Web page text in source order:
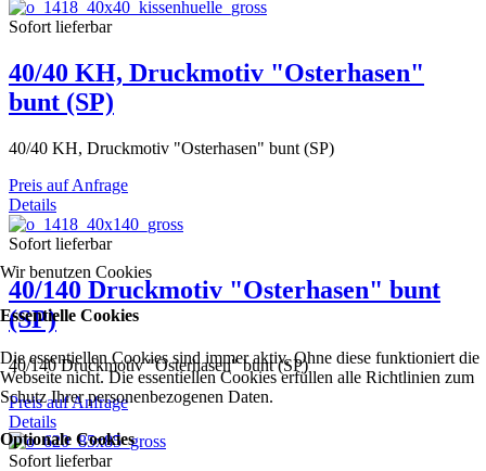
Sofort lieferbar
40/40 KH, Druckmotiv "Osterhasen"
bunt (SP)
40/40 KH, Druckmotiv "Osterhasen" bunt (SP)
Preis auf Anfrage
Details
Sofort lieferbar
40/140 Druckmotiv "Osterhasen" bunt
(SP)
40/140 Druckmotiv "Osterhasen" bunt (SP)
Preis auf Anfrage
Details
Sofort lieferbar
Wir benutzen Cookies
Essentielle Cookies
Die essentiellen Cookies sind immer aktiv. Ohne diese funktioniert die
Webseite nicht. Die essentiellen Cookies erfüllen alle Richtlinien zum
Schutz Ihrer personenbezogenen Daten.
Optionale Cookies